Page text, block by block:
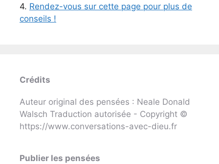
4. Rendez-vous sur cette page pour plus de
conseils !
Crédits
Auteur original des pensées : Neale Donald
Walsch Traduction autorisée - Copyright ©
https://www.conversations-avec-dieu.fr
Publier les pensées